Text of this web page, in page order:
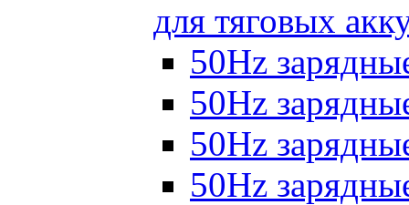
для тяговых
50Hz
50Hz
50Hz
50Hz